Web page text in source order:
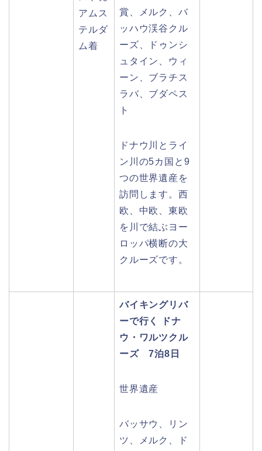
アムス
テルダ
ム着
賞、メルク、バ
ッハウ渓谷クル
ーズ、ドゥンシ
ュタイン、ウィ
ーン、ブラチス
ラバ、ブダペス
ト
ドナウ川とライ
ン川の5カ国と9
つの世界遺産を
訪問します。西
欧、中欧、東欧
を川で結ぶヨー
ロッパ横断の大
クルーズです。
バイキングリバ
ーで行く ドナ
ウ・ワルツクル
ーズ 7泊8日
世界遺産
バッサウ、リン
ツ、メルク、ド